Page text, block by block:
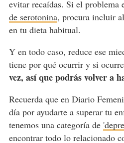
evitar recaídas. Si el problema
de serotonina, procura incluir
en tu dieta habitual.
Y en todo caso, reduce ese
tiene por qué ocurrir y si
vez, así que podrás volver a
Recuerda que en Diario
día por ayudarte a superar tu
tenemos una categoría de
encontrar todo lo relacionado